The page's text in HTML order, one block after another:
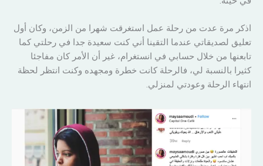
اذكر مرة عدت من رحلة عمل استغرقت شهرا من الزمن، وكان أول
تعليق لصديقاتي عندما التقينا أني كنت سعيدة جدا في رحلتي كما
تابعنها من خلال حسابي في انستغرام، غير أن الأمر كان مفاجئا
كثيرا بالنسبة لي، فالرحلة كانت خطرة ومجهده وكنت انتظر لحظة
انتهاء الرحلة وعودتي لمنزلي.